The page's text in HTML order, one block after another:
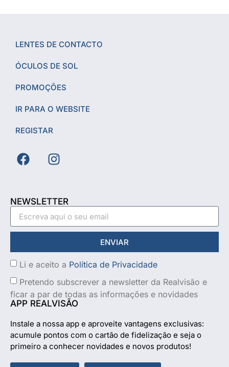
LENTES DE CONTACTO
ÓCULOS DE SOL
PROMOÇÕES
IR PARA O WEBSITE
REGISTAR
NEWSLETTER
Li e aceito a Política de Privacidade
Pretendo subscrever a newsletter da Realvisão e
ficar a par de todas as informações e novidades
ENVIAR
APP REALVISÃO
Instale a nossa app e aproveite vantagens exclusivas:
acumule pontos com o cartão de fidelização e seja o
primeiro a conhecer novidades e novos produtos!